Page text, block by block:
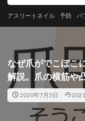
アスリートネイル 予防 パ
なぜ爪がでこぼこ
解説。爪の横筋や
2020年7月5日
ランナー
三重
山口県
山形県
愛知県
滋賀県
熊本県